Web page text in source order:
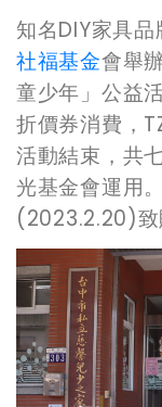
知名DIY家具品
社福基金會舉
童少年」公益
折價券消費，
活動結束，共
光基金會運用
(2023.2.20)致